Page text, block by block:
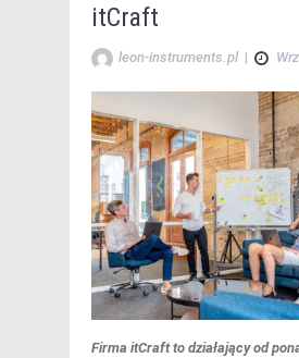
itCraft
leon-instruments.pl |
Firma itCraft to działający od